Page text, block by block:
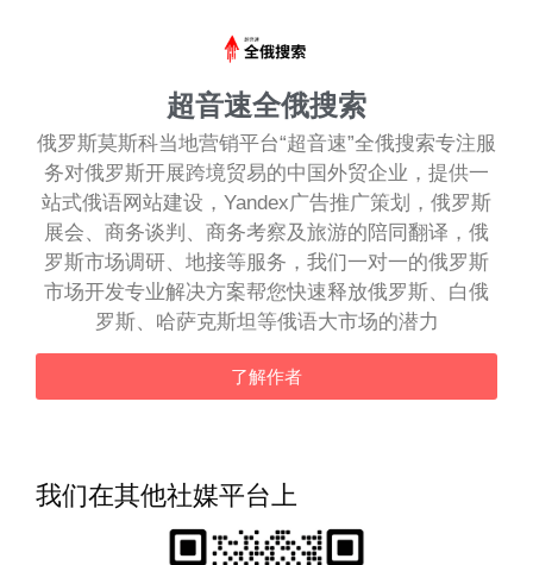
超音速全俄搜索
俄罗斯莫斯科当地营销平台“超音速”全俄搜索专注服
务对俄罗斯开展跨境贸易的中国外贸企业，提供一
站式俄语网站建设，Yandex广告推广策划，俄罗斯
展会、商务谈判、商务考察及旅游的陪同翻译，俄
罗斯市场调研、地接等服务，我们一对一的俄罗斯
市场开发专业解决方案帮您快速释放俄罗斯、白俄
罗斯、哈萨克斯坦等俄语大市场的潜力
了解作者
我们在其他社媒平台上